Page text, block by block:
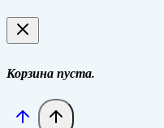
Корзина пуста.